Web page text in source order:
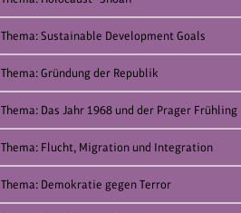
Thema: Sustainable Development Goals
Thema: Gründung der Republik
Thema: Das Jahr 1968 und der Prager Frühling
Thema: Flucht, Migration und Integration
Thema: Demokratie gegen Terror